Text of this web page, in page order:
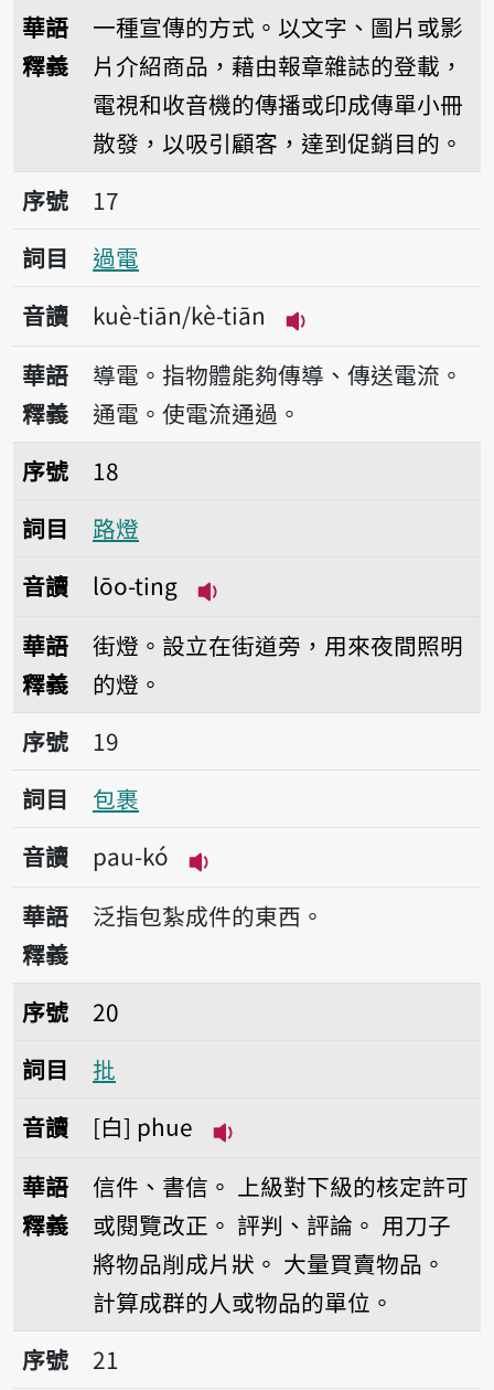
華語
釋義
一種宣傳的方式。以文字、圖片或影
片介紹商品，藉由報章雜誌的登載，
電視和收音機的傳播或印成傳單小冊
散發，以吸引顧客，達到促銷目的。
序號17過電
序號
17
詞目
過電
音讀
kuè-tiān/kè-tiān
播放音讀kuè-tiān/
華語
釋義
導電。指物體能夠傳導、傳送電流。
通電。使電流通過。
序號18路燈
序號
18
詞目
路燈
音讀
lōo-ting
華語
釋義
街燈。設立在街道旁，用來夜間照明
的燈。
序號19包裹
序號
19
詞目
包裹
音讀
pau-kó
播放音讀pau-kó
華語
釋義
泛指包紮成件的東西。
序號20批
序號
20
詞目
批
音讀
白 phue
華語
釋義
信件、書信。 上級對下級的核定許可
或閱覽改正。 評判、評論。 用刀子
將物品削成片狀。 大量買賣物品。
計算成群的人或物品的單位。
序號21批殼
序號
21